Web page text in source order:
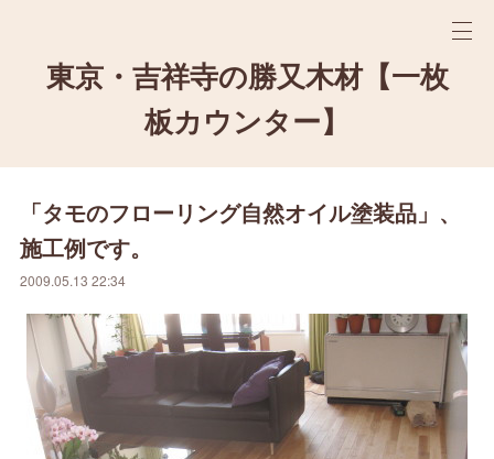
東京・吉祥寺の勝又木材【一枚
板カウンター】
「タモのフローリング自然オイル塗装品」、
施工例です。
2009.05.13 22:34